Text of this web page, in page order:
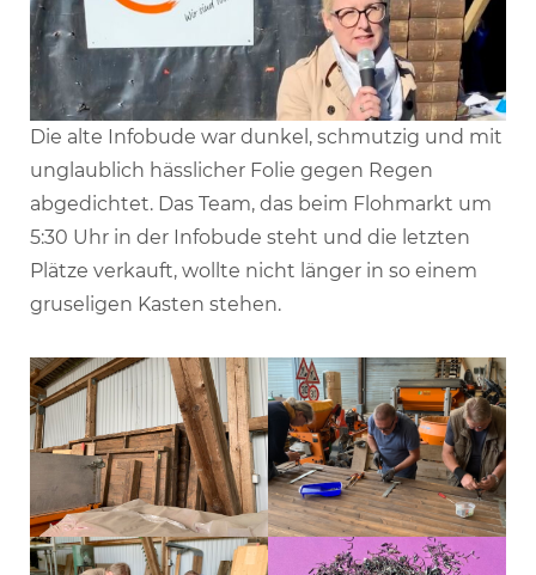
Die alte Infobude war dunkel, schmutzig und mit
unglaublich hässlicher Folie gegen Regen
abgedichtet. Das Team, das beim Flohmarkt um
5:30 Uhr in der Infobude steht und die letzten
Plätze verkauft, wollte nicht länger in so einem
gruseligen Kasten stehen.